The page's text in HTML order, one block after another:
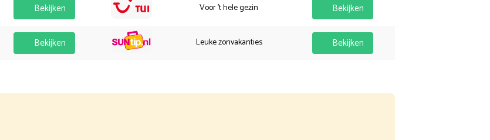
Bekijken
Bekijken
Voor 't hele gezin Bekijken
Leuke zonvakanties Bekijken